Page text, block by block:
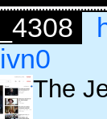
The